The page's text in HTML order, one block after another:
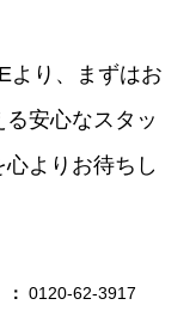
より、まずはお
安心なスタッ
よりお待ちし
0120-62-3917